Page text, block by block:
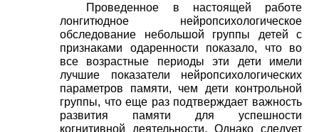
Проведенное в настоящей работе
лонгитюдное нейропсихологическое
обследование небольшой группы детей с
признаками одаренности показало, что во
все возрастные периоды эти дети имели
лучшие показатели нейропсихологических
параметров памяти, чем дети контрольной
группы, что еще раз подтверждает важность
развития памяти для успешности
когнитивной деятельности. Однако следует